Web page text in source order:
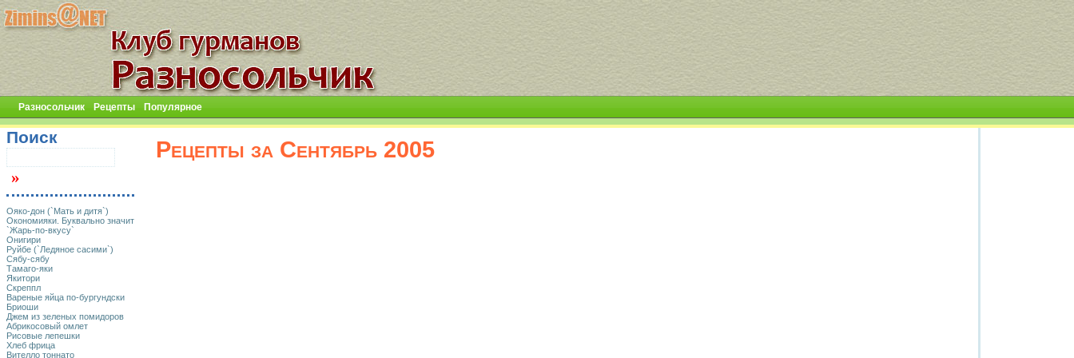
Разносольчик Рецепты Популярное
Рецепты за Сентябрь 2005
Поиск
Ояко-дон (`Мать и дитя`)
Окономияки. Буквально значит
`Жарь-по-вкусу`
Онигири
Руйбе (`Ледяное сасими`)
Сябу-сябу
Тамаго-яки
Якитори
Скреппл
Вареные яйца по-бургундски
Бриоши
Джем из зеленых помидоров
Абрикосовый омлет
Рисовые лепешки
Хлеб фрица
Вителло тоннато